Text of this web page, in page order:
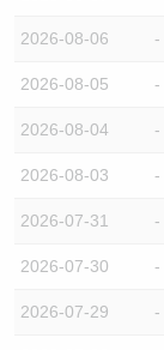
2026-08-06 -
2026-08-05 -
2026-08-04 -
2026-08-03 -
2026-07-31 -
2026-07-30 -
2026-07-29 -